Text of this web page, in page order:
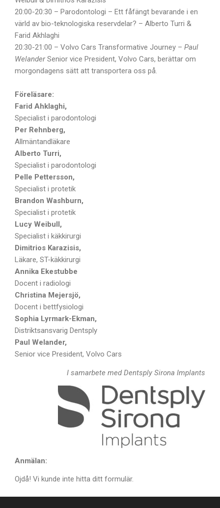
20:00-20:30 – Parodontologi – Ett fåfängt bevarande i en
värld av bio-teknologiska reservdelar? – Alberto Turri &
Farid Akhlaghi
20:30-21:00 – Volvo Cars Transformative Journey – Paul
WelanderSenior vice President, Volvo Cars, berättar om
morgondagens sätt att transportera oss på.
Föreläsare:
Farid Ahklaghi,
Specialist i parodontologi
Per Rehnberg,
Allmäntandläkare
Alberto Turri,
Specialist i parodontologi
Pelle Pettersson,
Specialist i protetik
Brandon Washburn,
Specialist i protetik
Lucy Weibull,
Specialist i käkkirurgi
Dimitrios Karazisis,
Läkare, ST-käkkirurgi
Annika Ekestubbe
Docent i radiologi
Christina Mejersjö,
Docent i bettfysiologi
Sophia Lyrmark-Ekman,
Distriktsansvarig Dentsply
Paul Welander,
Senior vice President, Volvo Cars
I samarbete med Dentsply Sirona Implants
Anmälan:
Ojdå! Vi kunde inte hitta ditt formulär.